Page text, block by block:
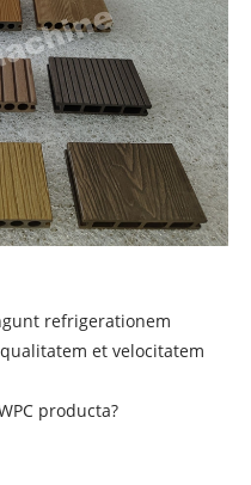
refrigerationem
et velocitatem
producta?